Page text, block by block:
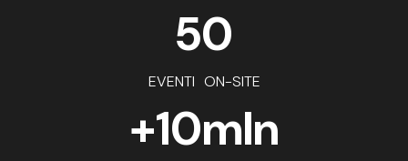
50
EVENTI ON-SITE
+10mln